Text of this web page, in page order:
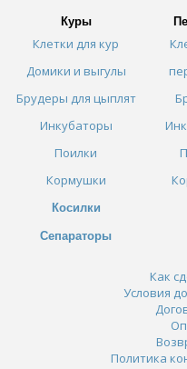
Куры
Клетки для кур
Домики и выгулы
Брудеры для цыплят
Инкубаторы
Поилки
Кормушки
Косилки
Сепараторы
Как
Условия
Политика